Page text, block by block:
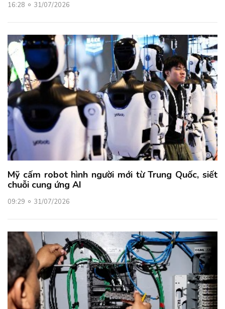
16:28 31/07/2026
Mỹ cấm robot hình người mới từ Trung Quốc, siết
chuỗi cung ứng AI
09:29 31/07/2026